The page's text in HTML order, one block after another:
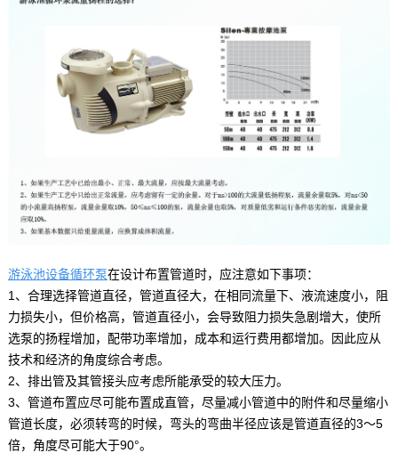
游泳池设备循环泵在设计布置管道时，应注意如下事项：
1、合理选择管道直径，管道直径大，在相同流量下、液流速度小，阻
力损失小，但价格高，管道直径小，会导致阻力损失急剧增大，使所
选泵的扬程增加，配带功率增加，成本和运行费用都增加。因此应从
技术和经济的角度综合考虑。
2、排出管及其管接头应考虑所能承受的较大压力。
3、管道布置应尽可能布置成直管，尽量减小管道中的附件和尽量缩小
管道长度，必须转弯的时候，弯头的弯曲半径应该是管道直径的3～5
倍，角度尽可能大于90°。